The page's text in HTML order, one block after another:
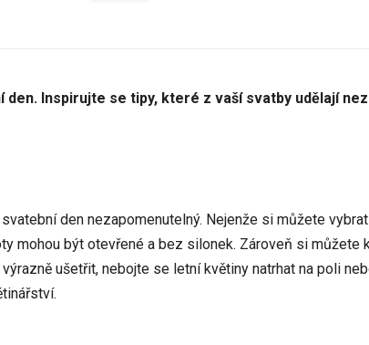
Inspirujte se tipy, které z vaší svatby udělají
den nezapomenutelný. Nejenže si můžete
mohou být otevřené a bez silonek. Zároveň si můžete
ušetřit, nebojte se letní květiny natrhat na poli